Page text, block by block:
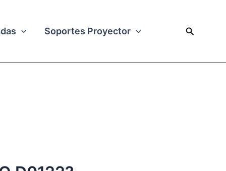
Soportes Proyector Buscar